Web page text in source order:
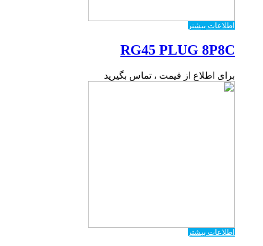
اطلاعات بیشتر
RG45 PLUG 8P8C
برای اطلاع از قیمت ، تماس بگیرید
اطلاعات بیشتر